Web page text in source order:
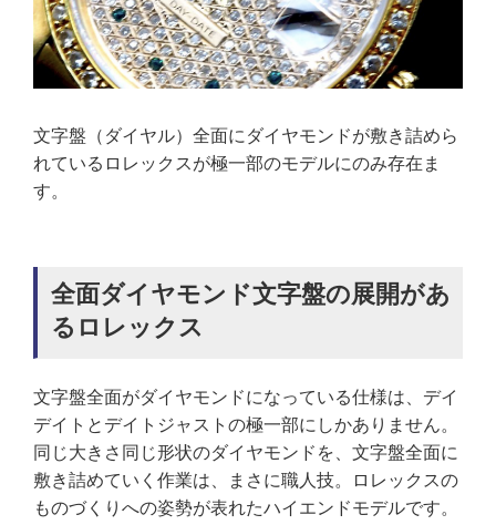
文字盤（ダイヤル）全面にダイヤモンドが敷き詰めら
れているロレックスが極一部のモデルにのみ存在ま
す。
全面ダイヤモンド文字盤の展開があ
るロレックス
文字盤全面がダイヤモンドになっている仕様は、デイ
デイトとデイトジャストの極一部にしかありません。
同じ大きさ同じ形状のダイヤモンドを、文字盤全面に
敷き詰めていく作業は、まさに職人技。ロレックスの
ものづくりへの姿勢が表れたハイエンドモデルです。